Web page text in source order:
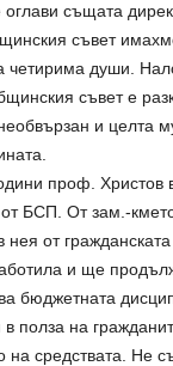
същата
съвет
души.
съвет е
и целта
проф. Христов
от БСП. От зам.-
от гражданската
и ще
бюджетната
полза на
средствата. Не